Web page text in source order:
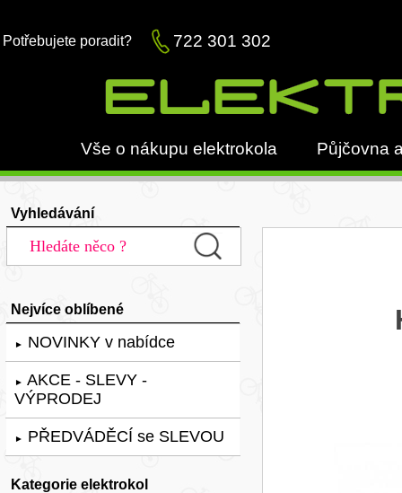
Potřebujete poradit? 722 301 302
Vše o nákupu elektrokola Půjčovna
Vyhledávání
Nejvíce oblíbené
► NOVINKY v nabídce
► AKCE - SLEVY -
VÝPRODEJ
► PŘEDVÁDĚCÍ se SLEVOU
Kategorie elektrokol